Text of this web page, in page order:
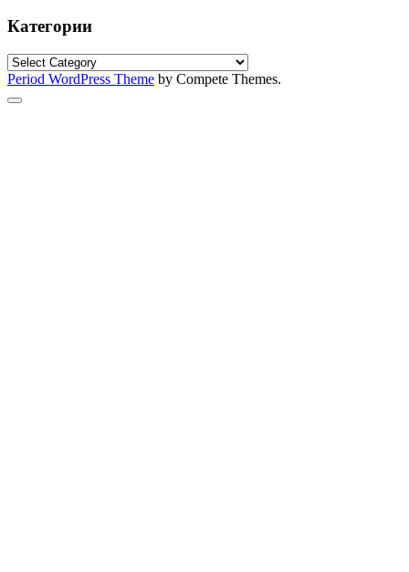
Категории
Категории
Period WordPress Theme by Compete Themes.
Scroll